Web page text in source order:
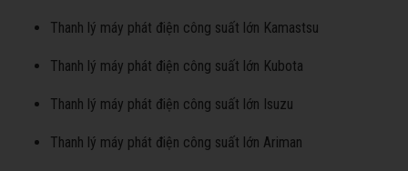
Thanh lý máy phát điện công suất lớn Kamastsu
Thanh lý máy phát điện công suất lớn Kubota
Thanh lý máy phát điện công suất lớn Isuzu
Thanh lý máy phát điện công suất lớn Ariman